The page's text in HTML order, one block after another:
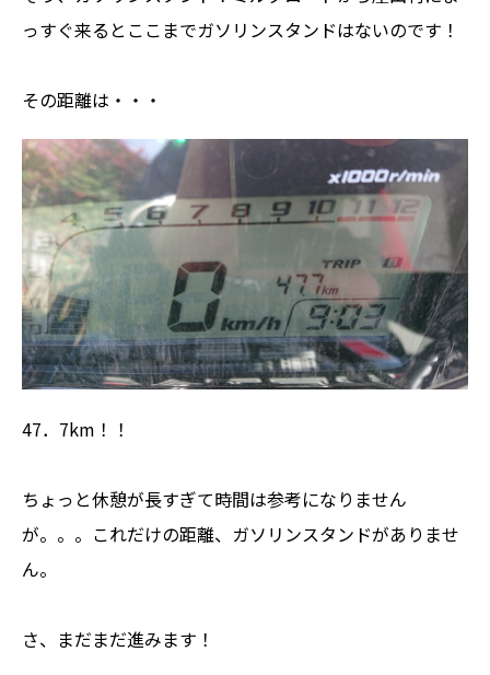
っすぐ来るとここまでガソリンスタンドはないのです！
その距離は・・・
47．7km！！
ちょっと休憩が長すぎて時間は参考になりません
が。。。これだけの距離、ガソリンスタンドがありませ
ん。
さ、まだまだ進みます！